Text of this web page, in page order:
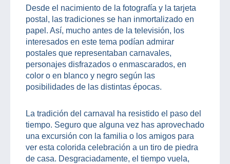
Desde el nacimiento de la fotografía y la tarjeta
postal, las tradiciones se han inmortalizado en
papel. Así, mucho antes de la televisión, los
interesados en este tema podían admirar
postales que representaban carnavales,
personajes disfrazados o enmascarados, en
color o en blanco y negro según las
posibilidades de las distintas épocas.
La tradición del carnaval ha resistido el paso del
tiempo. Seguro que alguna vez has aprovechado
una excursión con la familia o los amigos para
ver esta colorida celebración a un tiro de piedra
de casa. Desgraciadamente, el tiempo vuela,